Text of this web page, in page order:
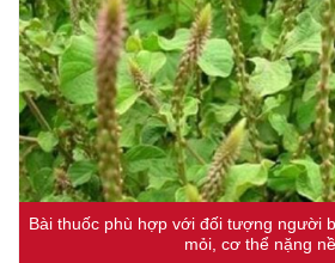
Bài thuốc phù hợp với đối tượng người
mỏi, cơ thể nặng